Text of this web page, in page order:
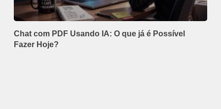
Chat com PDF Usando IA: O que já é Possível
Fazer Hoje?